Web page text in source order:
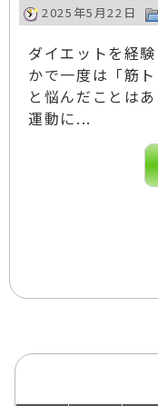
2025年5月22日
ダイエットを経
かで一度は「筋
と悩んだことは
運動に...